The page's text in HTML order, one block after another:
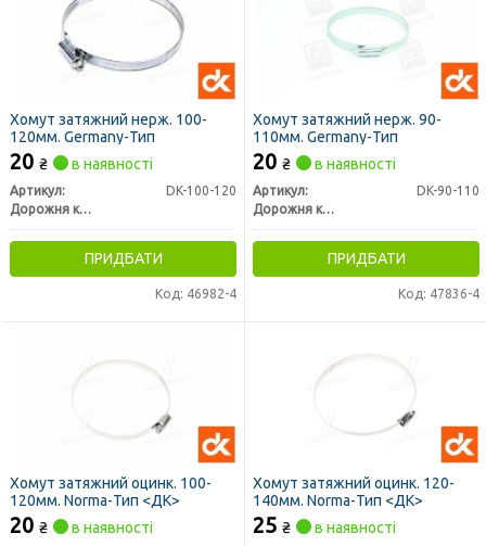
Хомут затяжний нерж. 100-
120мм. Germany-Тип
20 ₴ в наявності
Артикул:
DK-100-120
Дорожня карта
ПРИДБАТИ
Код: 46982-4
Хомут затяжний нерж. 90-
110мм. Germany-Тип
20 ₴ в наявності
Артикул:
DK-90-110
Дорожня карта
ПРИДБАТИ
Код: 47836-4
Хомут затяжний оцинк. 100-
120мм. Norma-Тип <ДК>
20 ₴ в наявності
Хомут затяжний оцинк. 120-
140мм. Norma-Тип <ДК>
25 ₴ в наявності